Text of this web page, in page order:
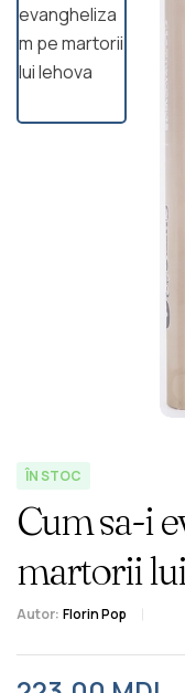
ÎN STOC
Cum sa-i
martorii
Autor: Florin Pop